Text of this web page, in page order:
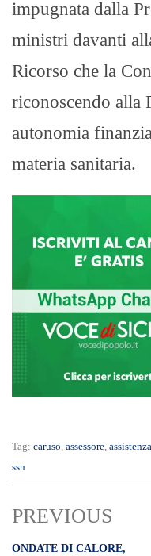
impugnata dalla
ministri davanti
Ricorso che la
riconoscendo alla
autonomia
materia sanitaria.
Tag: caruso, assessore,
ssn
PREVIOUS
ONDATE DI CALORE,